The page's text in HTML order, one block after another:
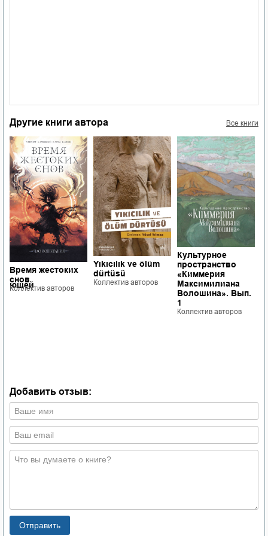
Другие книги автора Все книги
Время жестоких
снов
Коллектив авторов
Yıkıcılık ve ölüm
dürtüsü
Коллектив авторов
Культурное
пространство
«Киммерия
Максимилиана
Волошина». Вып.
1
Коллектив авторов
Добавить отзыв: